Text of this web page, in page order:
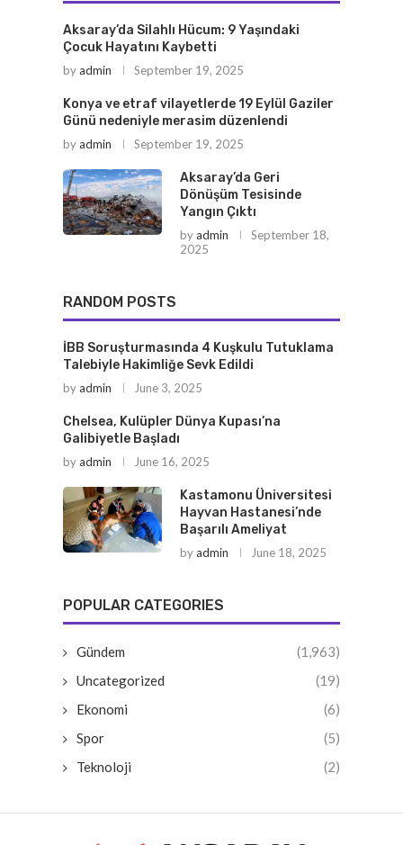
Aksaray’da Silahlı Hücum: 9 Yaşındaki
Çocuk Hayatını Kaybetti
byadmin September 19, 2025
Konya ve etraf vilayetlerde 19 Eylül Gaziler
Günü nedeniyle merasim düzenlendi
byadmin September 19, 2025
Aksaray’da Geri
Dönüşüm Tesisinde
Yangın Çıktı
byadmin
September 18,
2025
RANDOM POSTS
İBB Soruşturmasında 4 Kuşkulu Tutuklama
Talebiyle Hakimliğe Sevk Edildi
byadmin June 3, 2025
Chelsea, Kulüpler Dünya Kupası’na
Galibiyetle Başladı
byadmin June 16, 2025
Kastamonu Üniversitesi
Hayvan Hastanesi’nde
Başarılı Ameliyat
byadmin June 18, 2025
POPULAR CATEGORIES
Gündem
(1,963)
Uncategorized
(19)
Ekonomi
(6)
Spor
(5)
Teknoloji
(2)